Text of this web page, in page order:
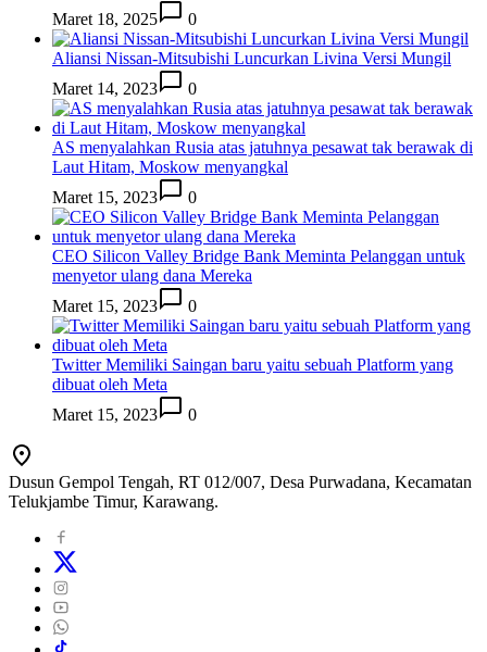
Maret 18, 2025
0
Aliansi Nissan-Mitsubishi Luncurkan Livina Versi Mungil
Maret 14, 2023
0
AS menyalahkan Rusia atas jatuhnya pesawat tak berawak di
Laut Hitam, Moskow menyangkal
Maret 15, 2023
0
CEO Silicon Valley Bridge Bank Meminta Pelanggan untuk
menyetor ulang dana Mereka
Maret 15, 2023
0
Twitter Memiliki Saingan baru yaitu sebuah Platform yang
dibuat oleh Meta
Maret 15, 2023
0
Dusun Gempol Tengah, RT 012/007, Desa Purwadana, Kecamatan
Telukjambe Timur, Karawang.